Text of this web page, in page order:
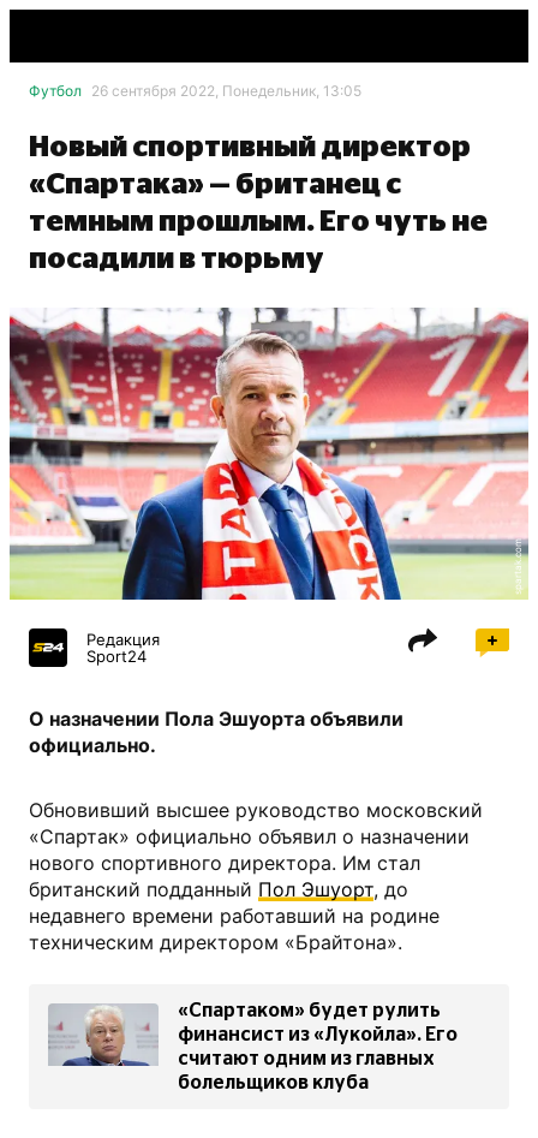
Футбол 26 сентября 2022, Понедельник, 13:05
Новый спортивный директор
«Спартака» — британец с
темным прошлым. Его чуть не
посадили в тюрьму
spartak.com
Редакция
Sport24
О назначении Пола Эшуорта объявили
официально.
Обновивший высшее руководство московский
«Спартак» официально объявил о назначении
нового спортивного директора. Им стал
британский подданный Пол Эшуорт, до
недавнего времени работавший на родине
техническим директором «Брайтона».
«Спартаком» будет рулить
финансист из «Лукойла». Его
считают одним из главных
болельщиков клуба